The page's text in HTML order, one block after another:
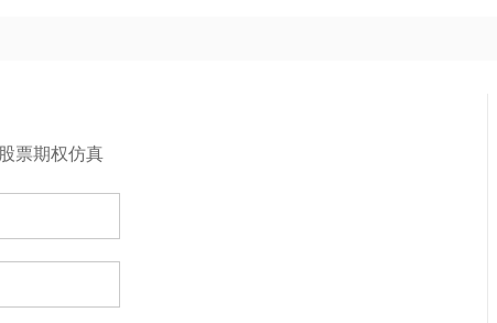
股票期权仿真